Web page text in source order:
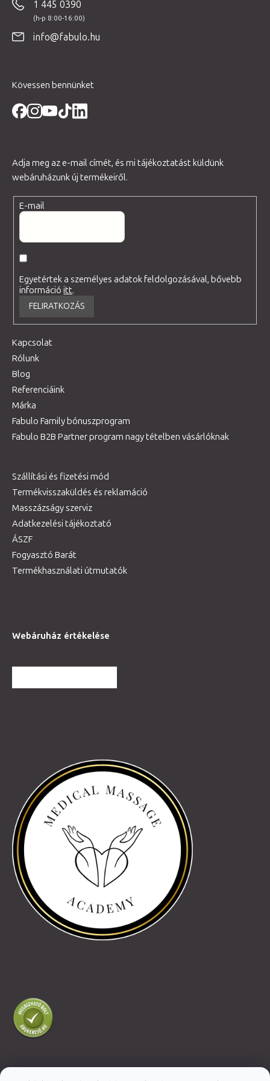
1 445 0390
info@fabulo.hu
Kövessen bennünket
Adja meg az e-mail címét, és mi tájékoztatást küldünk
webáruházunk új termékeiről.
E-mail
Egyetértek a személyes adatok feldolgozásával, bővebb
információitt.
FELIRATKOZÁS
Kapcsolat
Rólunk
Blog
Referenciáink
Márka
Fabulo Family bónuszprogram
Fabulo B2B Partner program nagy tételben vásárlóknak
Szállítási és fizetési mód
Termékvisszaküldés és reklamáció
Masszázságy szerviz
Adatkezelési tájékoztató
ÁSZF
Fogyasztó Barát
Termékhasználati útmutatók
Webáruház értékelése